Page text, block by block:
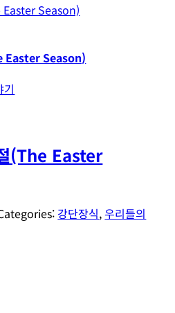
Easter Season)
Easter Season)
기
(The Easter
강단장식,우리들의